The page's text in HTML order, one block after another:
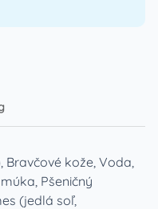
Bravčové kože, Voda,
Pšeničný
(jedlá soľ,